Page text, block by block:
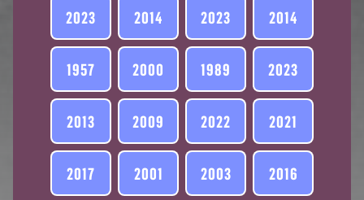
2023 2014 2023 2014
1957 2000 1989 2023
2013 2009 2022 2021
2017 2001 2003 2016